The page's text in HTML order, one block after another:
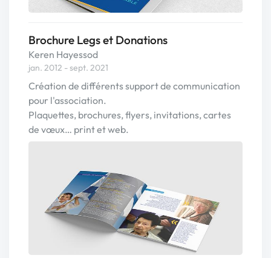
Brochure Legs et Donations
Keren Hayessod
jan. 2012 - sept. 2021
Création de différents support de communication
pour l'association.
Plaquettes, brochures, flyers, invitations, cartes
de vœux… print et web.